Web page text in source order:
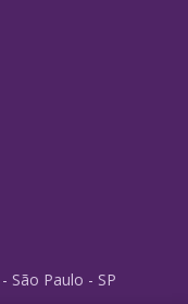
São Paulo - SP